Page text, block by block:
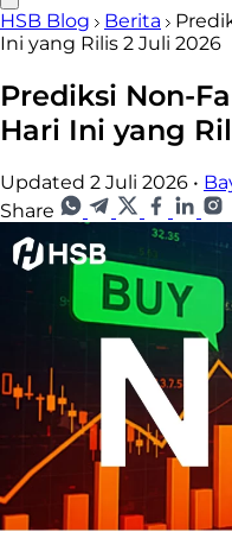
HSB Blog Berita
Ini yang Rilis 2 Juli 2026
Prediksi Non-
Hari Ini yang
Updated 2 Juli 2026 •
Share